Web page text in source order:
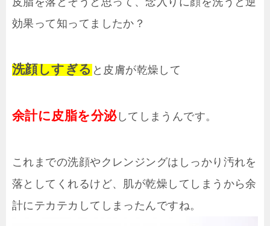
効果って知ってましたか？
洗顔しすぎる と皮膚が乾燥して
余計に皮脂を分泌してしまうんです。
これまでの洗顔やクレンジングはしっかり汚れを
落としてくれるけど、肌が乾燥してしまうから余
計にテカテカしてしまったんですね。